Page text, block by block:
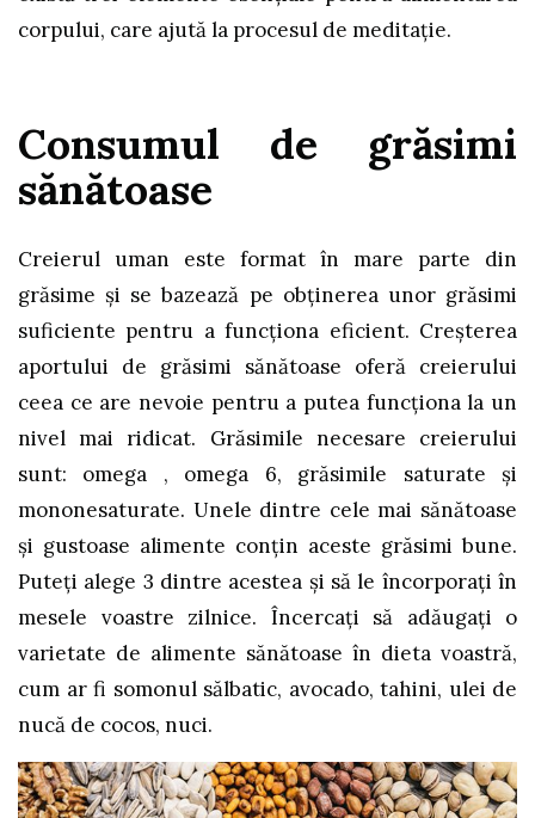
corpului, care ajută la procesul de meditație.
Consumul de grăsimi
sănătoase
Creierul uman este format în mare parte din
grăsime și se bazează pe obținerea unor grăsimi
suficiente pentru a funcționa eficient. Creșterea
aportului de grăsimi sănătoase oferă creierului
ceea ce are nevoie pentru a putea funcționa la un
nivel mai ridicat. Grăsimile necesare creierului
sunt: omega , omega 6, grăsimile saturate și
mononesaturate. Unele dintre cele mai sănătoase
și gustoase alimente conțin aceste grăsimi bune.
Puteți alege 3 dintre acestea și să le încorporați în
mesele voastre zilnice. Încercați să adăugați o
varietate de alimente sănătoase în dieta voastră,
cum ar fi somonul sălbatic, avocado, tahini, ulei de
nucă de cocos, nuci.